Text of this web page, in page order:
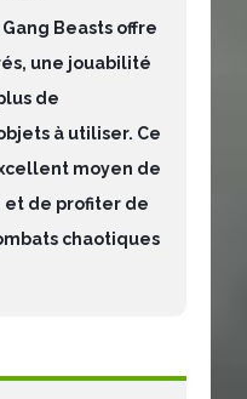
Beasts offre
une jouabilité
de
à utiliser. Ce
moyen de
et de profiter de
chaotiques